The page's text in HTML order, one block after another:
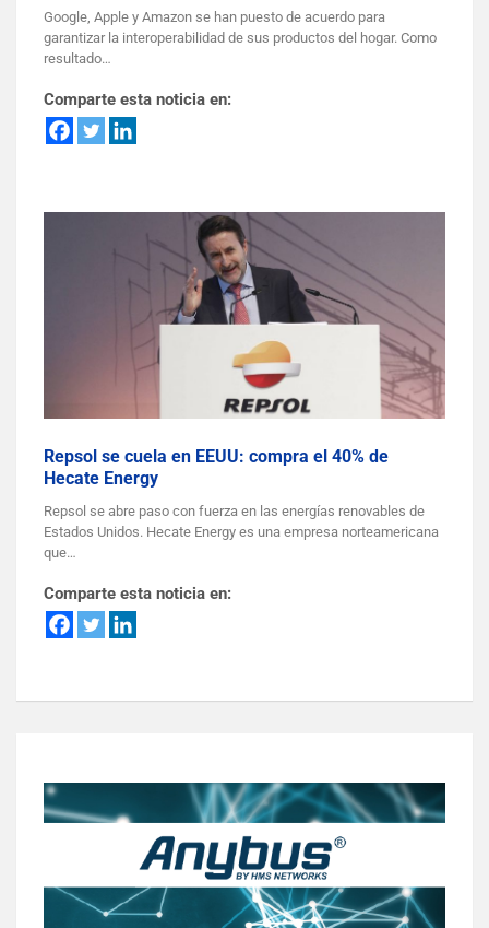
Google, Apple y Amazon se han puesto de acuerdo para
garantizar la interoperabilidad de sus productos del hogar. Como
resultado…
Comparte esta noticia en:
Repsol se cuela en EEUU: compra el 40% de
Hecate Energy
Repsol se abre paso con fuerza en las energías renovables de
Estados Unidos. Hecate Energy es una empresa norteamericana
que…
Comparte esta noticia en: